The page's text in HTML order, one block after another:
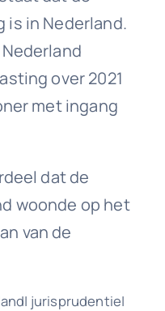
is in Nederland.
over 2021
met ingang
dat de
woonde op het
van de
jurisprudentie|